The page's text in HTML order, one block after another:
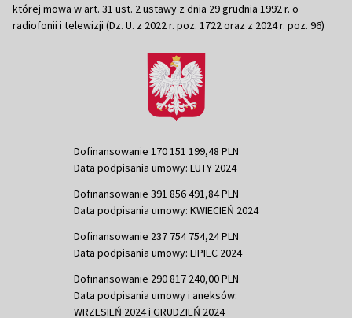
której mowa w art. 31 ust. 2 ustawy z dnia 29 grudnia 1992 r. o
radiofonii i telewizji (Dz. U. z 2022 r. poz. 1722 oraz z 2024 r. poz. 96)
Dofinansowanie 170 151 199,48 PLN
Data podpisania umowy: LUTY 2024
Dofinansowanie 391 856 491,84 PLN
Data podpisania umowy: KWIECIEŃ 2024
Dofinansowanie 237 754 754,24 PLN
Data podpisania umowy: LIPIEC 2024
Dofinansowanie 290 817 240,00 PLN
Data podpisania umowy i aneksów:
WRZESIEŃ 2024 i GRUDZIEŃ 2024